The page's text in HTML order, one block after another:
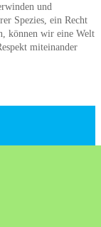
und
Spezies, ein Recht
können wir eine Welt
miteinander